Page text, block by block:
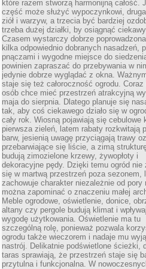
które razem stworzą harmonijną całość.
część może służyć wypoczynkowi,
ziół i warzyw, a trzecia być bardziej
trzeba dużej działki, by osiągnąć
Czasem wystarczy dobrze
kilka odpowiednio dobranych nasadzeń,
pnączami i wygodne miejsce do
powinien zapraszać do przebywania w
jedynie dobrze wyglądać z okna.
staje się też całoroczność ogrodu. Coraz
osób chce mieć przestrzeń atrakcyjną
maja do sierpnia. Dlatego planuje się
tak, aby coś ciekawego działo się w
cały rok. Wiosną pojawiają się cebulowe
pierwsza zieleń, latem rabaty rozkwitają
barw, jesienią uwagę przyciągają trawy
przebarwiające się liście, a zimą
budują zimozielone krzewy, żywopłoty i
dekoracyjne pędy. Dzięki temu ogród nie
się w martwą przestrzeń poza sezonem,
zachowuje charakter niezależnie od pory
można zapominać o znaczeniu małej
Meble ogrodowe, oświetlenie, donice,
altany czy pergole budują klimat i
wygodę użytkowania. Oświetlenie ma tu
szczególną rolę, ponieważ pozwala
ogrodu także wieczorem i nadaje mu
nastrój. Delikatnie podświetlone ścieżki,
taras sprawiają, że przestrzeń staje się
przytulna i funkcjonalna. W